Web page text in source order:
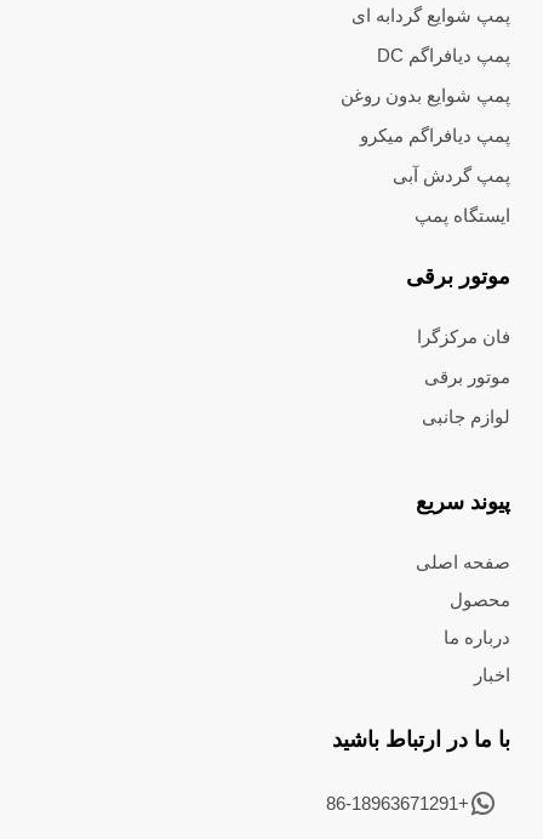
پمپ شوایع گردابه ای
پمپ دیافراگم DC
پمپ شوایع بدون روغن
پمپ دیافراگم میکرو
پمپ گردش آبی
ایستگاه پمپ
موتور برقی
فان مرکزگرا
موتور برقی
لوازم جانبی
پیوند سریع
صفحه اصلی
محصول
درباره ما
اخبار
با ما در ارتباط باشید
+86-18963671291